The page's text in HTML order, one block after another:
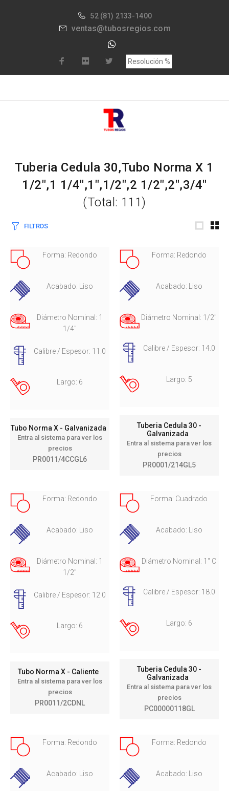
52 (81) 2133-1400
ventas@tubosregios.com
Tuberia Cedula 30,Tubo Norma X 1
1/2",1 1/4",1",1/2",2 1/2",2",3/4"
(Total: 111)
FILTROS
Forma: Redondo
Acabado: Liso
Diámetro Nominal: 1
1/4"
Calibre / Espesor: 11.0
Largo: 6
Tubo Norma X - Galvanizada
Entra al sistema para ver los
precios
PR0011/4CCGL6
Forma: Redondo
Acabado: Liso
Diámetro Nominal: 1/2"
Calibre / Espesor: 14.0
Largo: 5
Tuberia Cedula 30 -
Galvanizada
Entra al sistema para ver los
precios
PR0001/214GL5
Forma: Redondo
Acabado: Liso
Diámetro Nominal: 1
1/2"
Calibre / Espesor: 12.0
Largo: 6
Tubo Norma X - Caliente
Entra al sistema para ver los
precios
PR0011/2CDNL
Forma: Cuadrado
Acabado: Liso
Diámetro Nominal: 1" C
Calibre / Espesor: 18.0
Largo: 6
Tuberia Cedula 30 -
Galvanizada
Entra al sistema para ver los
precios
PC00000118GL
Forma: Redondo
Acabado: Liso
Forma: Redondo
Acabado: Liso